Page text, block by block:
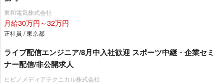
東和電気株式会社
月給30万円～32万円
正社員 / 東京都
ライブ配信エンジニア/8月中入社歓迎 スポーツ中継・企業セミ
ナー配信/非公開求人
ヒビノメディアテクニカル株式会社